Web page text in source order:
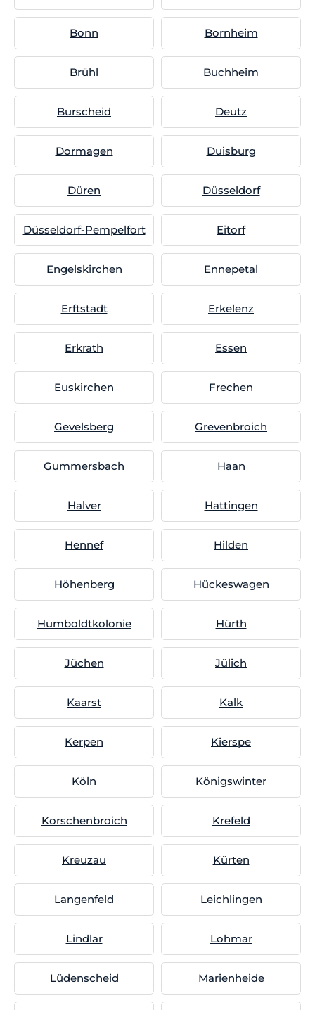
Bonn Bornheim
Brühl Buchheim
Burscheid Deutz
Dormagen Duisburg
Düren Düsseldorf
Düsseldorf-Pempelfort Eitorf
Engelskirchen Ennepetal
Erftstadt Erkelenz
Erkrath Essen
Euskirchen Frechen
Gevelsberg Grevenbroich
Gummersbach Haan
Halver Hattingen
Hennef Hilden
Höhenberg Hückeswagen
Humboldtkolonie Hürth
Jüchen Jülich
Kaarst Kalk
Kerpen Kierspe
Köln Königswinter
Korschenbroich Krefeld
Kreuzau Kürten
Langenfeld Leichlingen
Lindlar Lohmar
Lüdenscheid Marienheide